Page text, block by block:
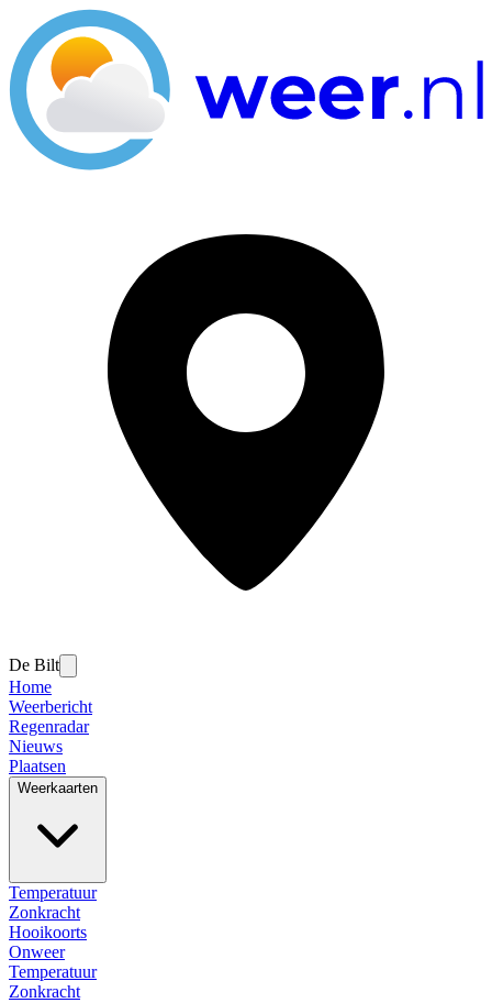
De Bilt
Home
Weerbericht
Regenradar
Nieuws
Plaatsen
Weerkaarten
Temperatuur
Zonkracht
Hooikoorts
Onweer
Temperatuur
Zonkracht